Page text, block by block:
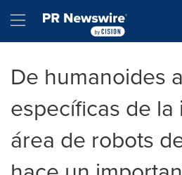
Hamburger menu
De humanoides
específicas de la
área de robots